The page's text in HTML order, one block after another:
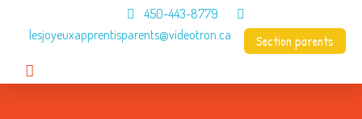
450-443-8779
lesjoyeuxapprentisparents@videotron.ca
Section parents